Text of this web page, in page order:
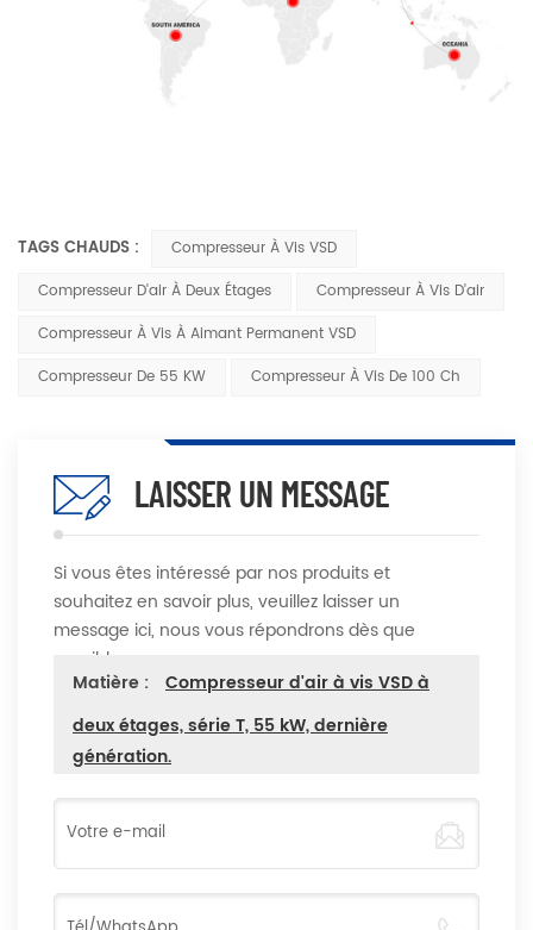
TAGS CHAUDS :
Compresseur À Vis VSD
Compresseur D'air À Deux Étages
Compresseur À Vis D'air
Compresseur À Vis À Aimant Permanent VSD
Compresseur De 55 KW
Compresseur À Vis De 100 Ch
LAISSER UN MESSAGE
Si vous êtes intéressé par nos produits et
souhaitez en savoir plus, veuillez laisser un
message ici, nous vous répondrons dès que
possible
Matière :
Compresseur d'air à vis VSD à
deux étages, série T, 55 kW, dernière
génération.